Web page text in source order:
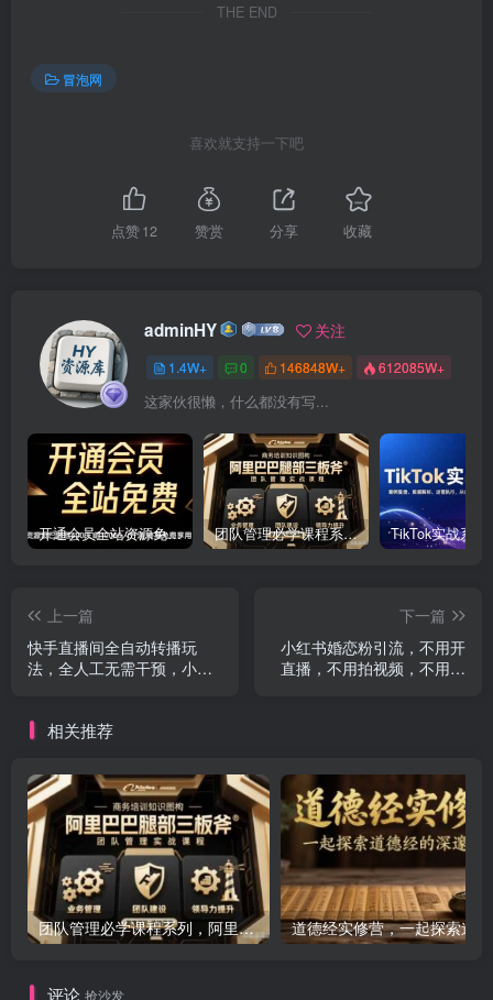
THE END
冒泡网
喜欢就支持一下吧
点赞12 赞赏 分享 收藏
adminHY 关注
1.4W+ 0 146848W+ 612085W+
这家伙很懒，什么都没有写...
开通会员全站资源免费下载 开通VIP会员 HY资源库 团队管理必学课程系列，阿里巴巴“腿部三板斧”
上一篇
快手直播间全自动转播玩
法，全人工无需干预，小白
下一篇
小红书婚恋粉引流，不用开
直播，不用拍视频，不用做
相关推荐
团队管理必学课程系列，阿里巴巴“腿部三板斧”
评论 抢沙发